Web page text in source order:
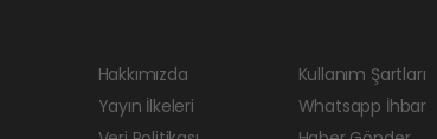
Hakkımızda
Yayın İlkeleri
Kullanım Şartları
Whatsapp İhbar